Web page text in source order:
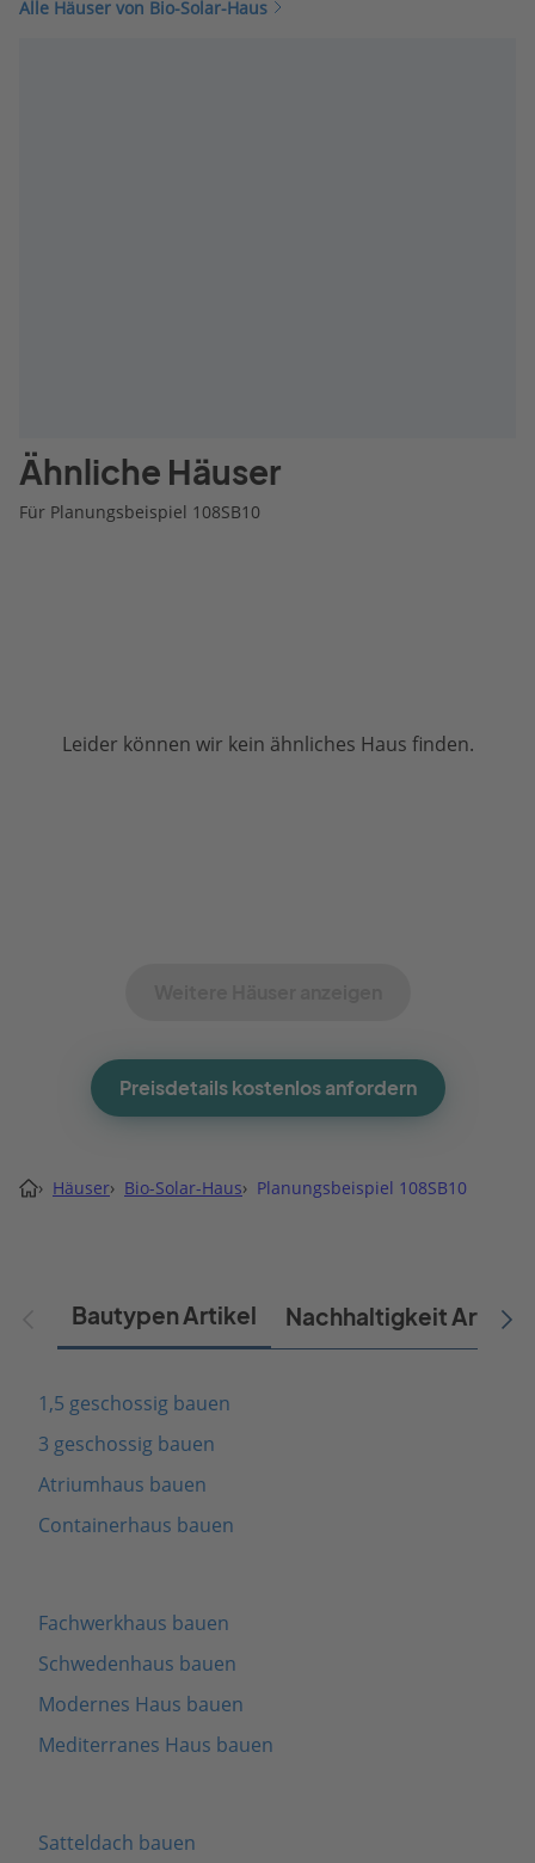
Alle Häuser von Bio-Solar-Haus
Ähnliche Häuser
Für Planungsbeispiel 108SB10
Leider können wir kein ähnliches Haus finden.
Preisdetails kostenlos anfordern
› Häuser› Bio-Solar-Haus› Planungsbeispiel 108SB10
Bautypen Artikel Nachhaltigkeit Artikel
1,5 geschossig bauen
3 geschossig bauen
Atriumhaus bauen
Containerhaus bauen
Fachwerkhaus bauen
Schwedenhaus bauen
Modernes Haus bauen
Mediterranes Haus bauen
Satteldach bauen